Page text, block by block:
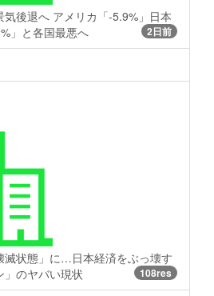
後退へ アメリカ「-5.9%」日本
」と各国最悪へ
2日前
滅状態」に…日本経済をぶっ壊す
」のヤバい現状
108res